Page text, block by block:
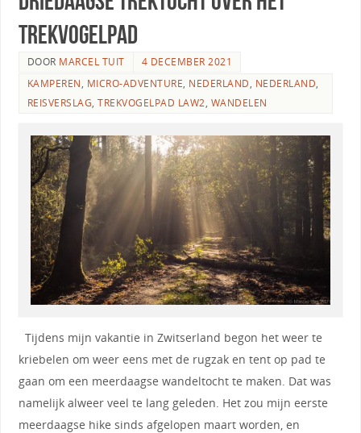
trekvogelpad
DOOR MARCEL TUIT
4 DECEMBER 2021
KAMPEREN, MICRO-ADVENTURE, NEDERLAND, NEDERLAND,
REISVERSLAG,TREKVOGELPAD LAW2, WANDELEN
Tijdens mijn vakantie in Zwitserland begon het weer te
kriebelen om weer eens met de rugzak en tent op pad te
gaan om een meerdaagse wandeltocht te maken. Dat was
namelijk alweer veel te lang geleden. Het zou mijn eerste
meerdaagse hike sinds afgelopen maart worden, en